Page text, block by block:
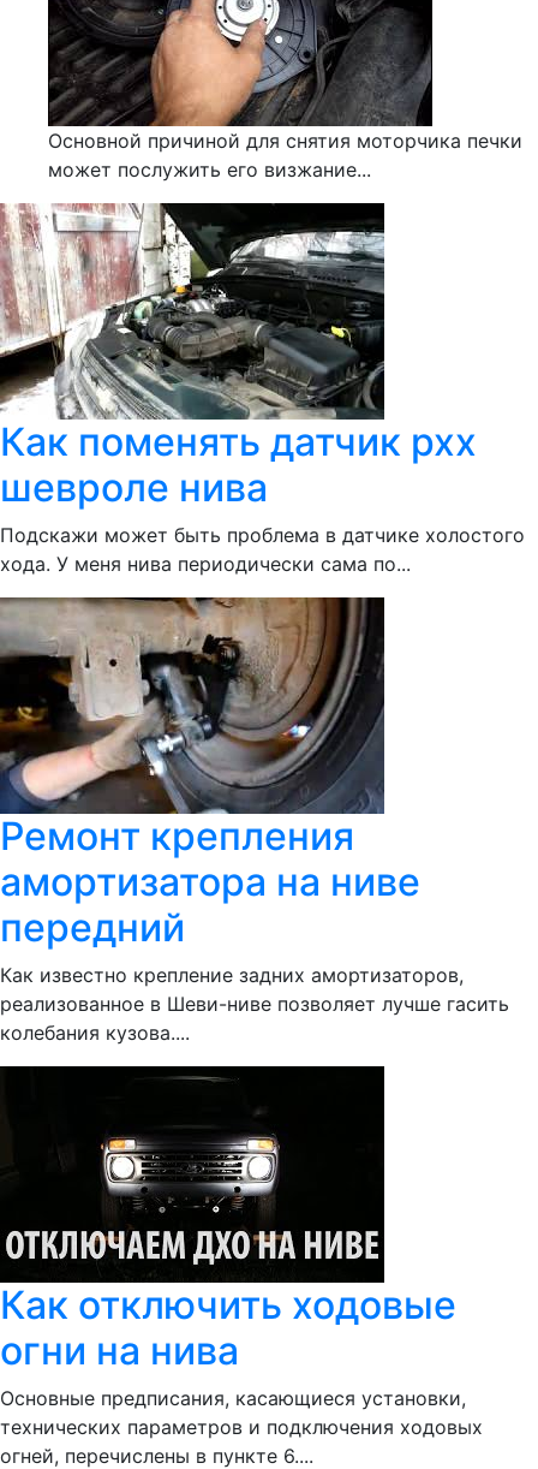
Основной причиной для снятия моторчика печки
может послужить его визжание...
Как поменять датчик рхх
шевроле нива
Подскажи может быть проблема в датчике холостого
хода. У меня нива периодически сама по...
Ремонт крепления
амортизатора на ниве
передний
Как известно крепление задних амортизаторов,
реализованное в Шеви-ниве позволяет лучше гасить
колебания кузова....
Как отключить ходовые
огни на нива
Основные предписания, касающиеся установки,
технических параметров и подключения ходовых
огней, перечислены в пункте 6....